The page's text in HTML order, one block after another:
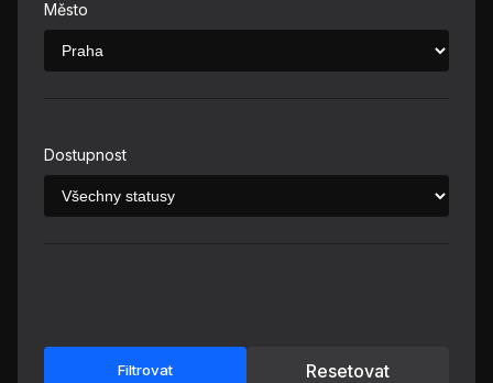
Město
Dostupnost
Filtrovat Resetovat